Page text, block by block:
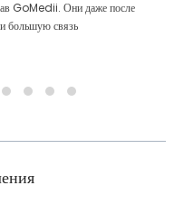
GoMedii. Они даже после
большую связь